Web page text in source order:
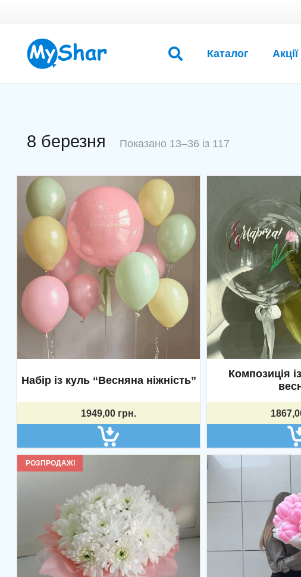
Каталог Акції
8 березня Показано 13–36 із 117
Набір із куль “Весняна ніжність”
1949,00 грн.
Композиція
РОЗПРОДАЖ!